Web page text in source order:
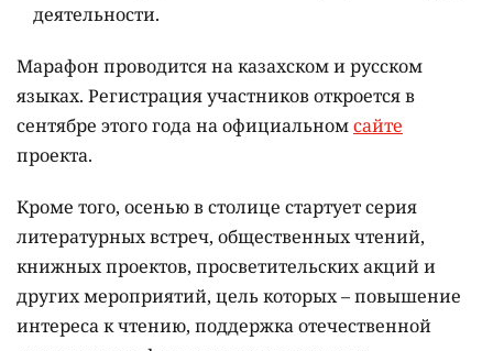
деятельности.
Марафон проводится на казахском и русском
языках. Регистрация участников откроется в
сентябре этого года на официальномсайте
проекта.
Кроме того, осенью в столице стартует серия
литературных встреч, общественных чтений,
книжных проектов, просветительских акций и
других мероприятий, цель которых –повышение
интереса к чтению, поддержка отечественной